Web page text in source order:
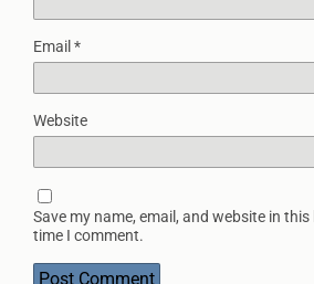
Email *
Website
Save my name, email, and website in
time I comment.